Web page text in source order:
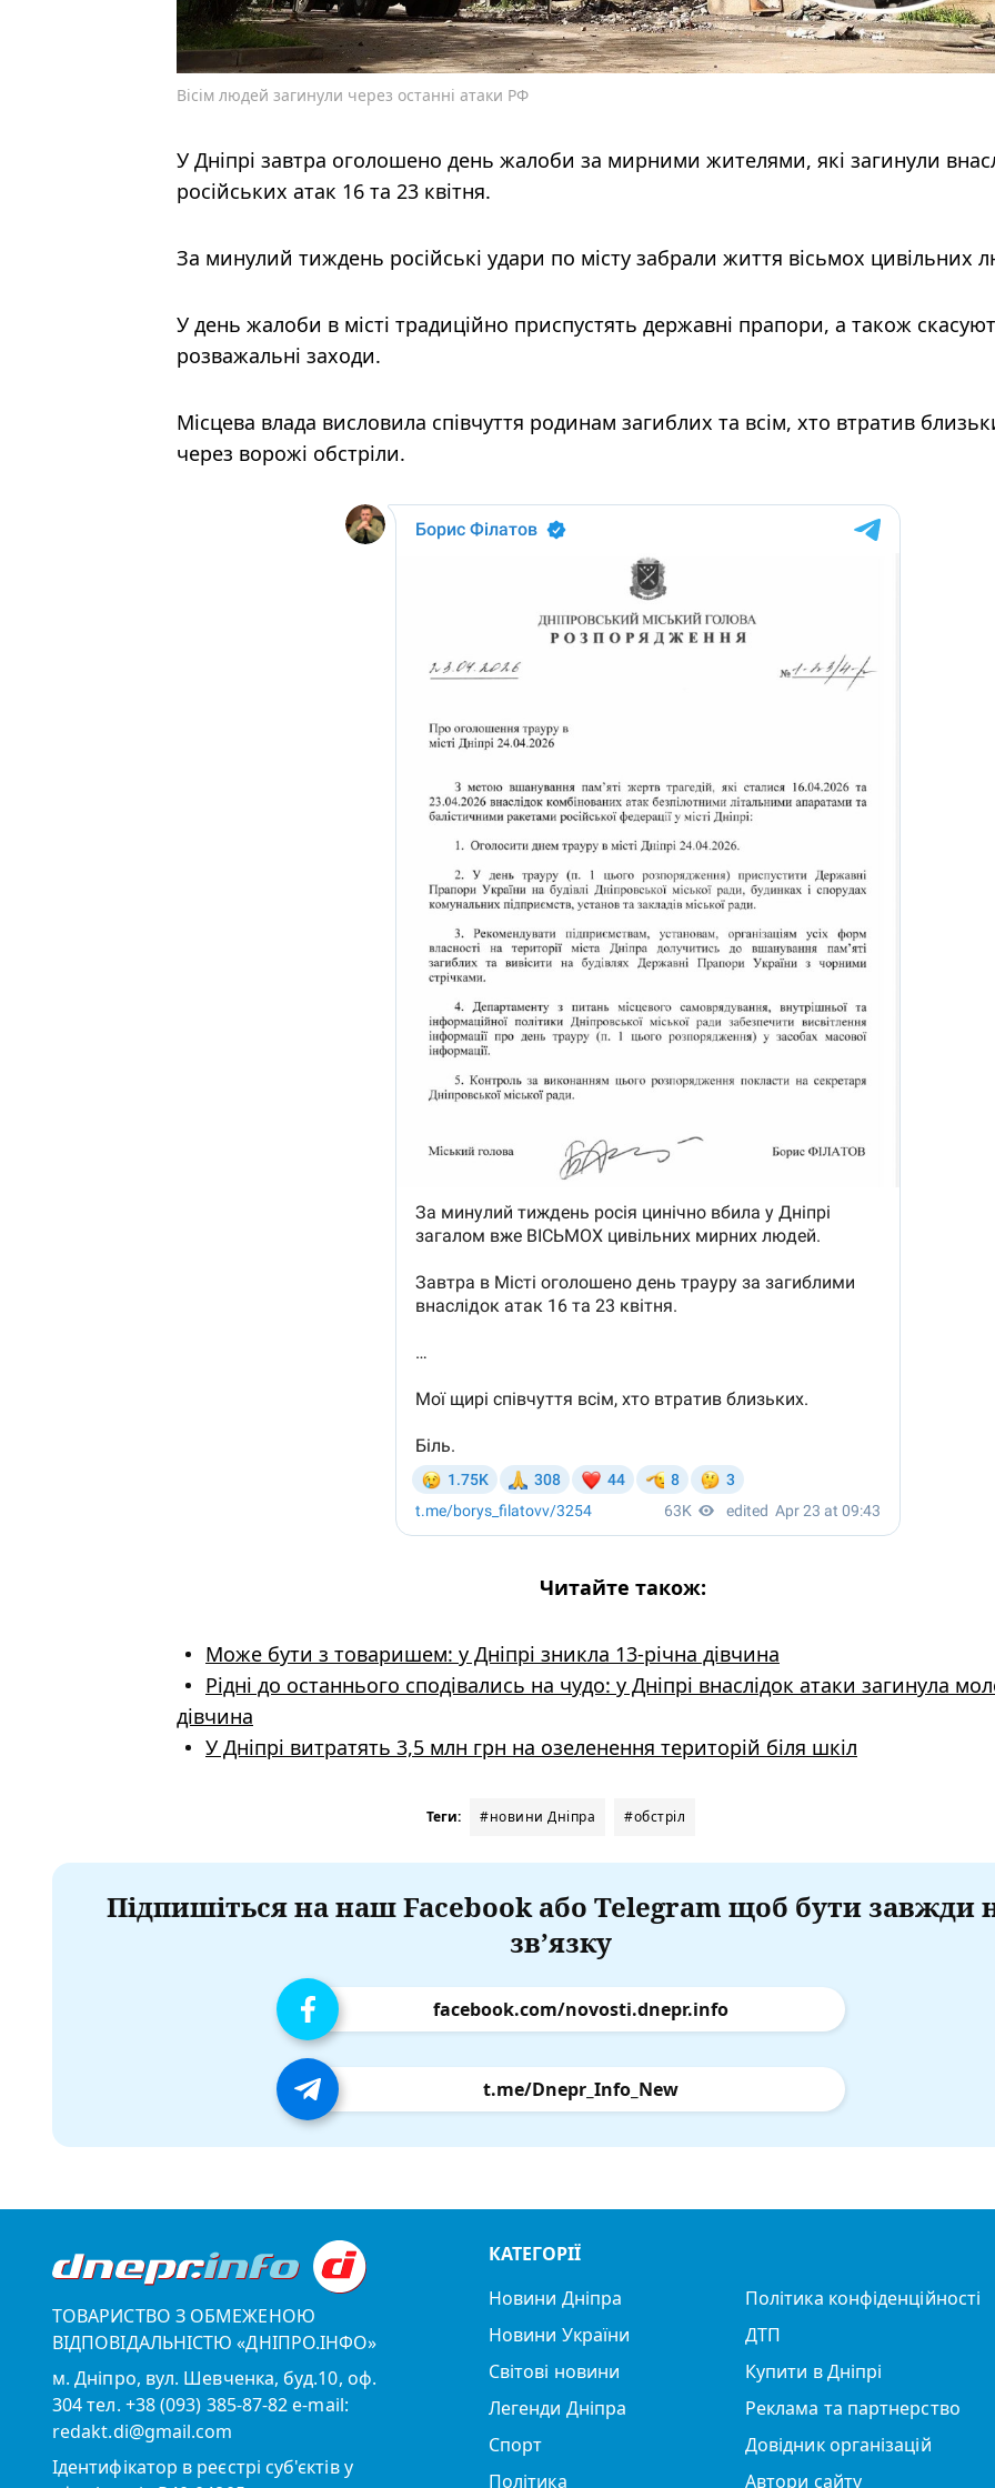
Вісім людей загинули через останні атаки РФ
У Дніпрі завтра оголошено день жалоби за мирними жителями, які загинули
російських атак 16 та 23 квітня.
За минулий тиждень російські удари по місту забрали життя вісьмох цивільних
У день жалоби в місті традиційно приспустять державні прапори, а також
розважальні заходи.
Місцева влада висловила співчуття родинам загиблих та всім, хто втратив
через ворожі обстріли.
Читайте також:
Може бути з товаришем: у Дніпрі зникла 13-річна дівчина
Рідні до останнього сподівались на чудо: у Дніпрі внаслідок атаки загинула
дівчина
У Дніпрі витратять 3,5 млн грн на озеленення територій біля шкіл
Теги: #новини Дніпра #обстріл
Підпишіться на наш Facebook або Telegram щоб бути завжди
зв’язку
facebook.com/novosti.dnepr.info
t.me/Dnepr_Info_New
ТОВАРИСТВО З ОБМЕЖЕНОЮ
ВІДПОВІДАЛЬНІСТЮ «ДНІПРО.ІНФО»
м. Дніпро, вул. Шевченка, буд.10, оф.
304 тел. +38 (093) 385-87-82 e-mail:
redakt.di@gmail.com
Ідентифікатор в реєстрі суб'єктів у
КАТЕГОРІЇ
Новини Дніпра
Новини України
Світові новини
Легенди Дніпра
Спорт
Політика
Політика конфіденційності
ДТП
Купити в Дніпрі
Реклама та партнерство
Довідник організацій
Автори сайту